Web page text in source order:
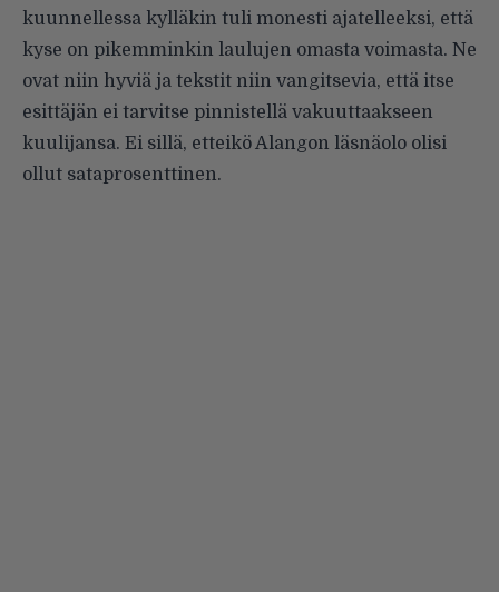
kuunnellessa kylläkin tuli monesti ajatelleeksi, että
kyse on pikemminkin laulujen omasta voimasta. Ne
ovat niin hyviä ja tekstit niin vangitsevia, että itse
esittäjän ei tarvitse pinnistellä vakuuttaakseen
kuulijansa. Ei sillä, etteikö Alangon läsnäolo olisi
ollut sataprosenttinen.